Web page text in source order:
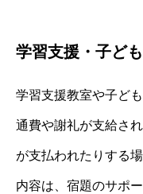
学習支援・子ど
学習支援教室や子ど
通費や謝礼が支給さ
が支払われたりする
内容は、宿題のサポ